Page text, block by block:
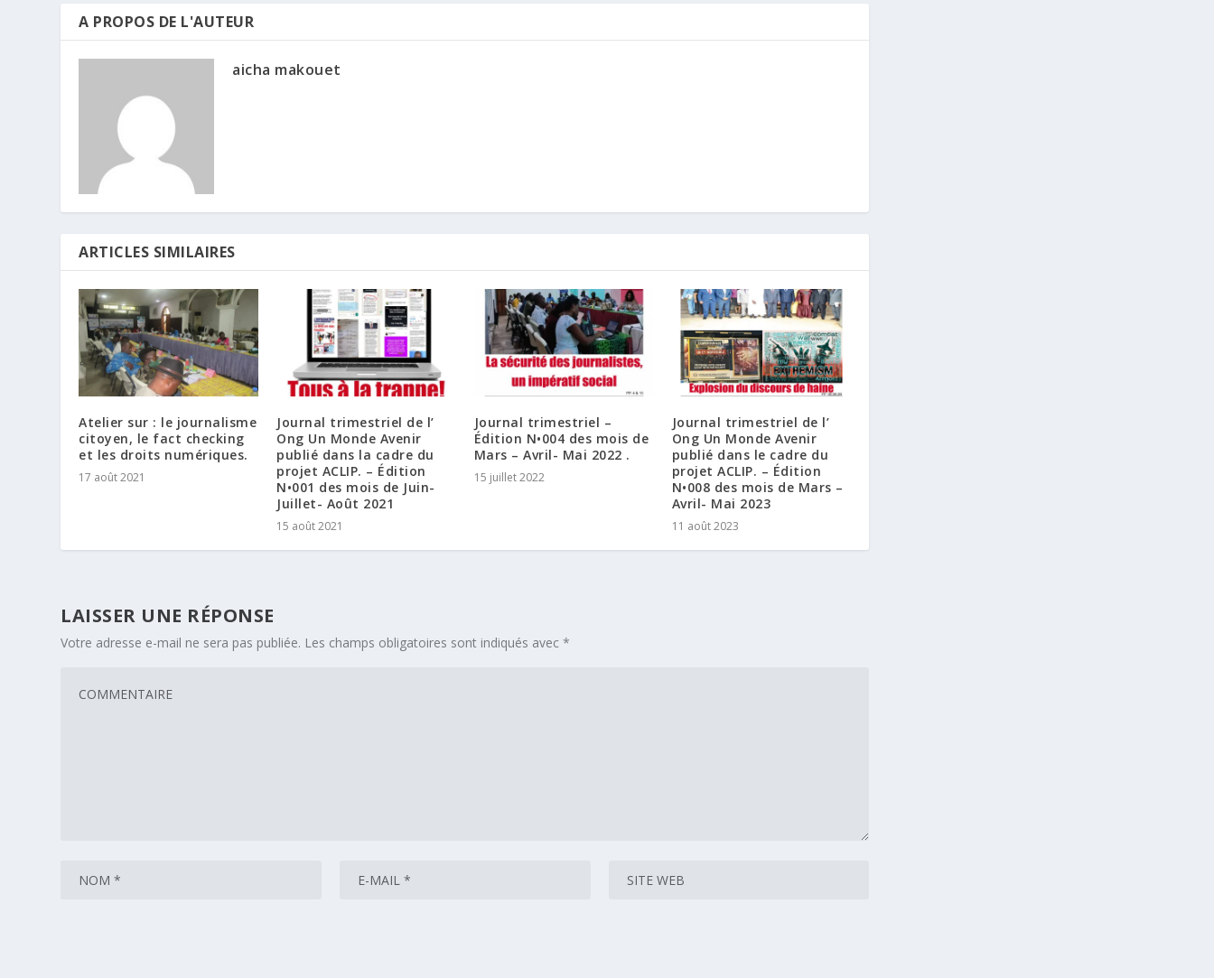
A PROPOS DE L'AUTEUR
aicha makouet
ARTICLES SIMILAIRES
Atelier sur : le journalisme
citoyen, le fact checking
et les droits numériques.
17 août 2021
Journal trimestriel de l’
Ong Un Monde Avenir
publié dans la cadre du
projet ACLIP. – Édition
N•001 des mois de Juin-
Juillet- Août 2021
15 août 2021
Journal trimestriel –
Édition N•004 des mois de
Mars – Avril- Mai 2022 .
15 juillet 2022
Journal trimestriel de l’
Ong Un Monde Avenir
publié dans le cadre du
projet ACLIP. – Édition
N•008 des mois de Mars –
Avril- Mai 2023
11 août 2023
LAISSER UNE RÉPONSE
Votre adresse e-mail ne sera pas publiée. Les champs obligatoires sont indiqués avec*